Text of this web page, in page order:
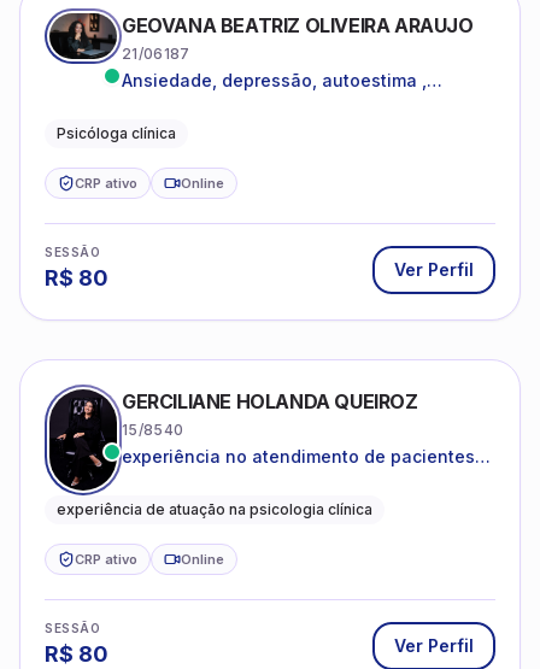
GEOVANA BEATRIZ OLIVEIRA ARAUJO
21/06187
Ansiedade, depressão, autoestima ,
Psicóloga clínica
CRP ativo Online
SESSÃO
R$ 80 Ver Perfil
GERCILIANE HOLANDA QUEIROZ
15/8540
experiência no atendimento de pacientes
catastróficos e comportamentos
experiência de atuação na psicologia clínica
CRP ativo Online
SESSÃO
R$ 80 Ver Perfil